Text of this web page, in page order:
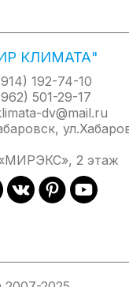
КЛИМАТА"
192-74-10
501-29-17
dv@mail.ru
2 этаж